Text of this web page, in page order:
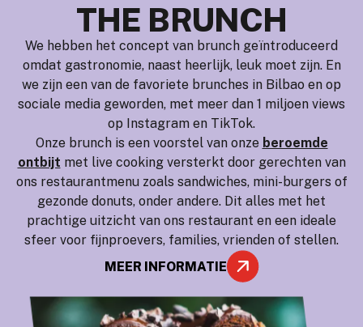
THE BRUNCH
We hebben het concept van brunch geïntroduceerd
omdat gastronomie, naast heerlijk, leuk moet zijn. En
we zijn een van de favoriete brunches in Bilbao en op
sociale media geworden, met meer dan 1 miljoen views
op Instagram en TikTok.
Onze brunch is een voorstel van onze beroemde
ontbijt met live cooking versterkt door gerechten van
ons restaurantmenu zoals sandwiches, mini-burgers of
gezonde donuts, onder andere. Dit alles met het
prachtige uitzicht van ons restaurant en een ideale
sfeer voor fijnproevers, families, vrienden of stellen.
MEER INFORMATIE